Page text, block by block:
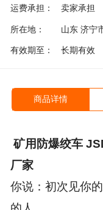
运费承担： 卖家承担
所在地： 山东 济宁
有效期至： 长期有效
商品详情
矿用防爆绞车
厂家
你说：初次见你